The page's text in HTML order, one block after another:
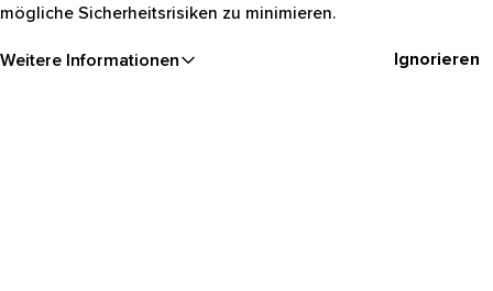
mögliche Sicherheitsrisiken zu minimieren.
Weitere Informationen Ignorieren